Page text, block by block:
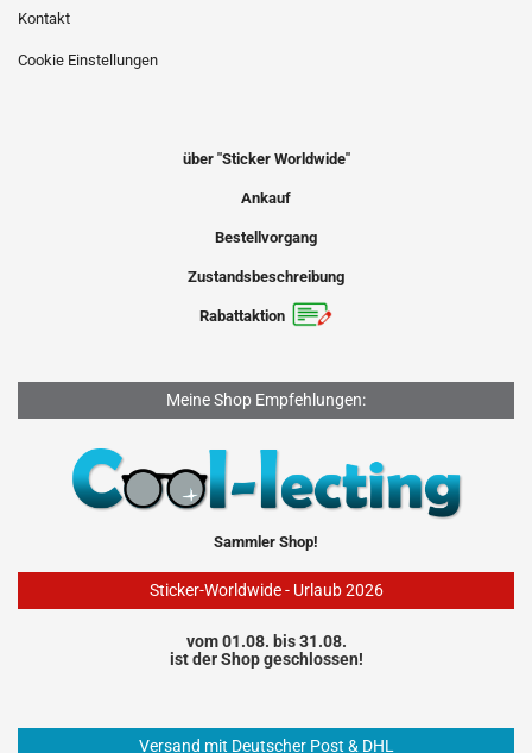
Kontakt
Cookie Einstellungen
über "Sticker Worldwide"
Ankauf
Bestellvorgang
Zustandsbeschreibung
Rabattaktion
Meine Shop Empfehlungen:
Sammler Shop!
Sticker-Worldwide - Urlaub 2026
vom 01.08. bis 31.08.
ist der Shop geschlossen!
Versand mit Deutscher Post & DHL